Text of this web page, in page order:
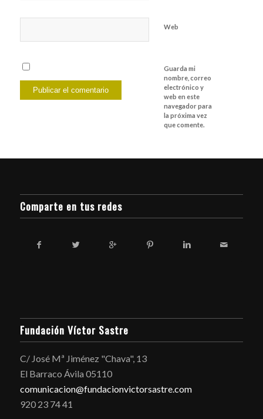
Web
Guarda mi
nombre, correo
electrónico y
web en este
navegador para
la próxima vez
que comente.
Comparte en tus redes
Fundación Víctor Sastre
C/ José Mª Jiménez "Chava", 13
El Barraco Ávila 05110
comunicacion@fundacionvictorsastre.com
920 23 74 41